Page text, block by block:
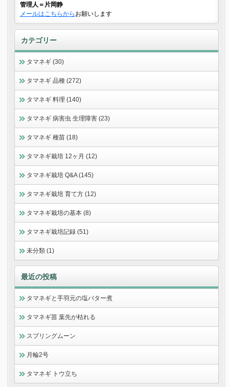
管理人＝片岡静
メールはこちらから お願いします
カテゴリー
タマネギ (30)
タマネギ 品種 (272)
タマネギ 料理 (140)
タマネギ 病害虫 生理障害 (23)
タマネギ 種苗 (18)
タマネギ栽培 12ヶ月 (12)
タマネギ栽培 Q&A (145)
タマネギ栽培 育て方 (12)
タマネギ栽培の基本 (8)
タマネギ栽培記録 (51)
未分類 (1)
最近の投稿
タマネギと手羽元の塩バター煮
タマネギ苗 葉先が枯れる
スプリングムーン
月輪2号
タマネギ トウ立ち